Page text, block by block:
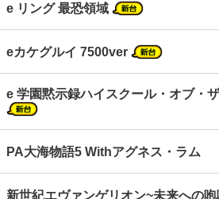
e リング 最恐領域
eカケグルイ 7500ver
e 学園黙示録ハイスクール・オブ・
PA大海物語5 Withアグネス・ラム
新世紀エヴァンゲリオン~未来への咆